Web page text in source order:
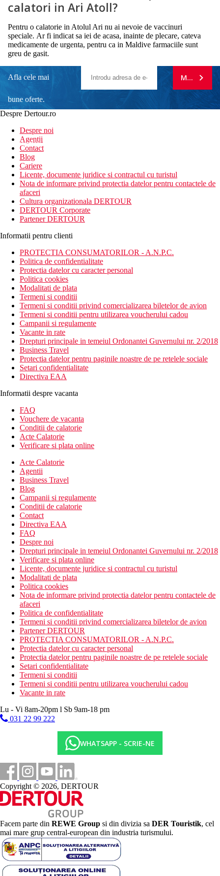
calatori in Ari Atoll?
Pentru o calatorie in Atolul Ari nu ai nevoie de vaccinuri
speciale. Ar fi indicat sa iei de acasa, inainte de plecare, cateva
medicamente de urgenta, pentru ca in Maldive farmaciile sunt
greu de gasit.
Afla cele mai
bune oferte.
newsletter!
MA
Despre Dertour.ro
Despre noi
Agentii
Contact
Blog
Cariere
Licente, documente juridice si contractul cu turistul
Nota de informare privind protectia datelor pentru contactele de
afaceri
Cultura organizationala DERTOUR
DERTOUR Corporate
Partener DERTOUR
Informatii pentru clienti
PROTECTIA CONSUMATORILOR - A.N.P.C.
Politica de confidentialitate
Protectia datelor cu caracter personal
Politica cookies
Modalitati de plata
Termeni si conditii
Termeni si conditii privind comercializarea biletelor de avion
Termeni si conditii pentru utilizarea voucherului cadou
Campanii si regulamente
Vacante in rate
Drepturi principale in temeiul Ordonantei Guvernului nr. 2/2018
Business Travel
Protectia datelor pentru paginile noastre de pe retelele sociale
Setari confidentialitate
Directiva EAA
Informatii despre vacanta
FAQ
Vouchere de vacanta
Conditii de calatorie
Acte Calatorie
Verificare si plata online
Acte Calatorie
Agentii
Business Travel
Blog
Campanii si regulamente
Conditii de calatorie
Contact
Directiva EAA
FAQ
Despre noi
Drepturi principale in temeiul Ordonantei Guvernului nr. 2/2018
Verificare si plata online
Licente, documente juridice si contractul cu turistul
Modalitati de plata
Politica cookies
Nota de informare privind protectia datelor pentru contactele de
afaceri
Politica de confidentialitate
Termeni si conditii privind comercializarea biletelor de avion
Partener DERTOUR
PROTECTIA CONSUMATORILOR - A.N.P.C.
Protectia datelor cu caracter personal
Protectia datelor pentru paginile noastre de pe retelele sociale
Setari confidentialitate
Termeni si conditii
Termeni si conditii pentru utilizarea voucherului cadou
Vacante in rate
Lu - Vi 8am-20pm l Sb 9am-18 pm
031 22 99 222
WHATSAPP - SCRIE-NE
Copyright © 2026, DERTOUR
Facem parte din REWE Group si din divizia sa DER Touristik, cel
mai mare grup central-european din industria turismului.